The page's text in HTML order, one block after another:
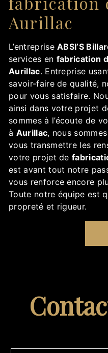
Aurillac
L’entrepriseABSI’S
services en fabrication
Aurillac. Entreprise
savoir-faire de qualité,
pour vous satisfaire.
ainsi dans votre projet
sommes à l’écoute de
à Aurillac, nous
vous transmettre les
votre projet de
est avant tout notre
vous renforce encore
Toute notre équipe est
propreté et rigueur.